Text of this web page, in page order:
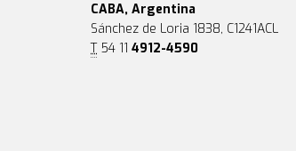
CABA, Argentina
Sánchez de Loria 1838, C1241ACL
T54 11 4912-4590